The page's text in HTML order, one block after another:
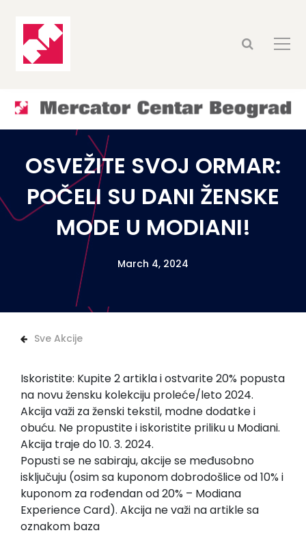
OSVEŽITE SVOJ ORMAR:
POČELI SU DANI ŽENSKE
MODE U MODIANI!
March 4, 2024
Sve Akcije
Iskoristite: Kupite 2 artikla i ostvarite 20% popusta
na novu žensku kolekciju proleće/leto 2024.
Akcija važi za ženski tekstil, modne dodatke i
obuću. Ne propustite i iskoristite priliku u Modiani.
Akcija traje do 10. 3. 2024.
Popusti se ne sabiraju, akcije se međusobno
isključuju (osim sa kuponom dobrodošlice od 10% i
kuponom za rođendan od 20% – Modiana
Experience Card). Akcija ne važi na artikle sa
oznakom baza